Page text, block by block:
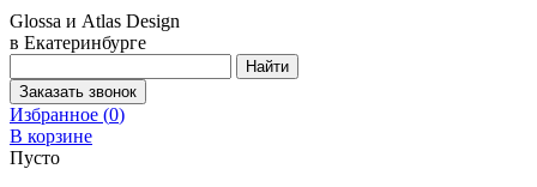
Glossa и Atlas Design
в Екатеринбурге
Избранное (0)
В корзине
Пусто